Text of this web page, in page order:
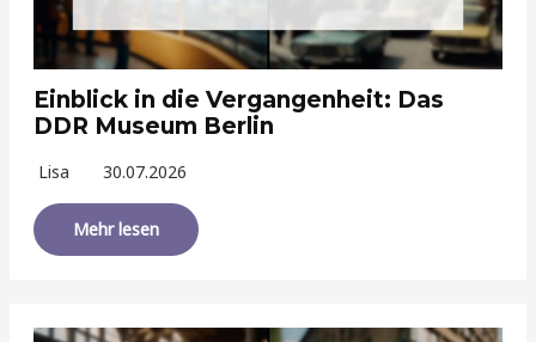
Einblick in die Vergangenheit: Das
DDR Museum Berlin
Lisa 30.07.2026
Mehr lesen